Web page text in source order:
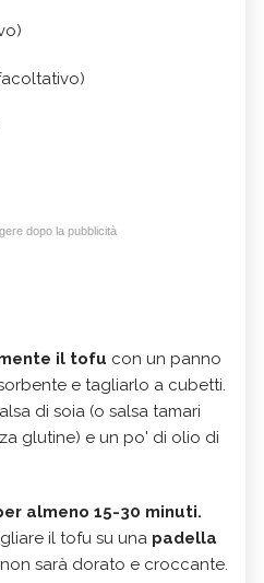
dopo la pubblicità
il tofu con un panno
e tagliarlo a cubetti.
di soia (o salsa tamari
glutine) e un po' di olio di
almeno 15-30 minuti.
il tofu su una padella
sarà dorato e croccante.